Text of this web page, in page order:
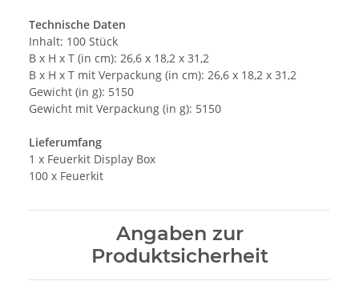
Technische Daten
Inhalt: 100 Stück
B x H x T (in cm): 26,6 x 18,2 x 31,2
B x H x T mit Verpackung (in cm): 26,6 x 18,2 x 31,2
Gewicht (in g): 5150
Gewicht mit Verpackung (in g): 5150
Lieferumfang
1 x Feuerkit Display Box
100 x Feuerkit
Angaben zur
Produktsicherheit